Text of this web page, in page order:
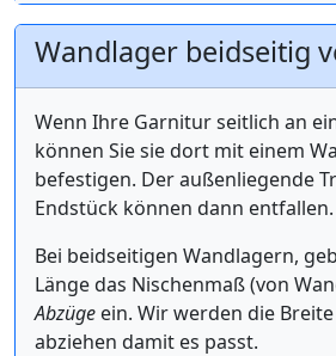
Wandlager beidseitig
Wenn Ihre Garnitur seitlich an
können Sie sie dort mit einem
befestigen. Der außenliegende
Endstück können dann entfallen.
Bei beidseitigen Wandlagern,
Länge das Nischenmaß (von
Abzüge ein. Wir werden die
abziehen damit es passt.